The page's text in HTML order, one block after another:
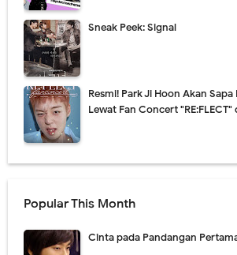
Sneak Peek: Signal
Resmi! Park Ji Hoon Akan
Lewat Fan Concert "RE:FLECT"
Popular This Month
Cinta pada Pandangan